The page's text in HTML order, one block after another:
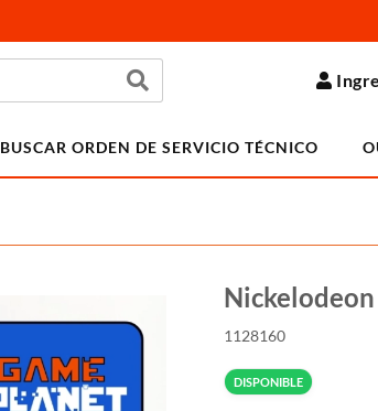
BUSCAR ORDEN DE SERVICIO TÉCNICO
1128160
DISPONIBLE